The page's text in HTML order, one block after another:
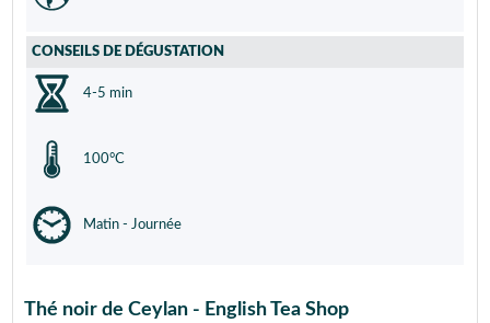
CONSEILS DE DÉGUSTATION
4-5 min
100°C
Matin - Journée
Thé noir de Ceylan - English Tea Shop